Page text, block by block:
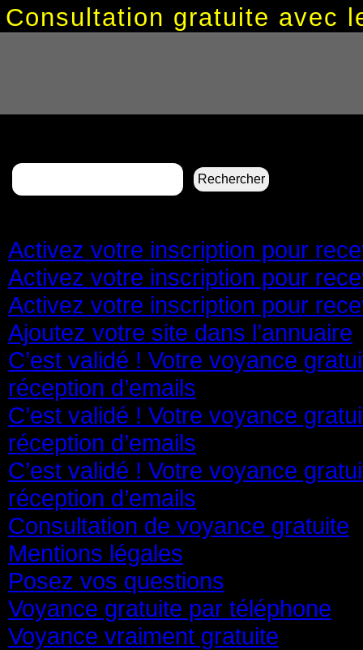
Consultation gratuite avec
Rechercher :
Activez votre inscription pour
Activez votre inscription pour
Activez votre inscription pour
Ajoutez votre site dans l’annuaire
C’est validé ! Votre voyance
réception d’emails
C’est validé ! Votre voyance
réception d’emails
C’est validé ! Votre voyance
réception d’emails
Consultation de voyance gratuite
Mentions légales
Posez vos questions
Voyance gratuite par téléphone
Voyance vraiment gratuite